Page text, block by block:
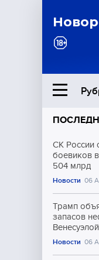
СК России
боевиков
504 млрд
Новости 06
Трамп
запасов
Венесуэлой
Новости 06